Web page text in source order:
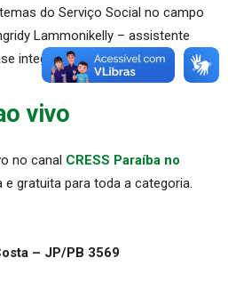
do Serviço Social no campo
Lammonikelly – assistente
integrante da COFI.
vivo
no canal CRESS Paraíba no
e gratuita para toda a categoria.
– JP/PB 3569